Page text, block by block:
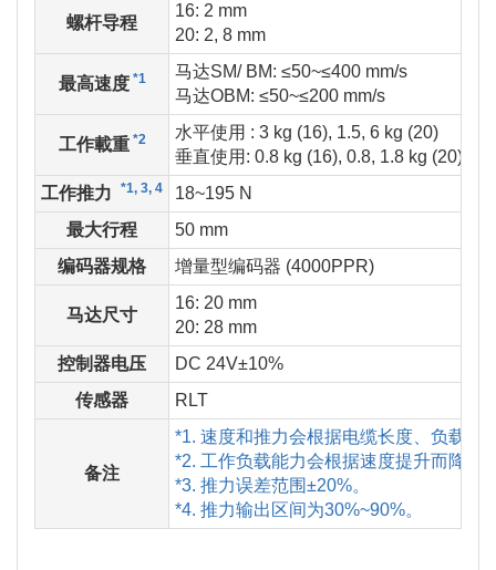
螺杆导程
16: 2 mm
20: 2, 8 mm
最高速度*1
马达SM/ BM: ≤50~≤400 mm/s
马达OBM: ≤50~≤200 mm/s
工作載重*2
水平使用 : 3 kg (16), 1.5, 6 kg (20)
垂直使用: 0.8 kg (16), 0.8, 1.8 kg (20)
工作推力
*1, 3, 4
18~195 N
最大行程
50 mm
编码器规格
增量型编码器 (4000PPR)
马达尺寸
16: 20 mm
20: 28 mm
控制器电压
DC 24V±10%
传感器
RLT
备注
*1. 速度和推力会根据电缆长度、负载、
*2. 工作负载能力会根据速度提升而降低
*3. 推力误差范围±20%。
*4. 推力输出区间为30%~90%。